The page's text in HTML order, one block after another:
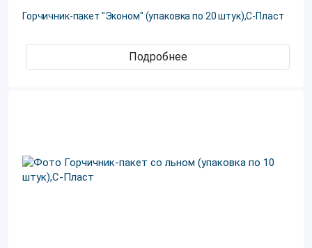
Горчичник-пакет "Эконом" (упаковка по 20 штук),С-Пласт
Подробнее